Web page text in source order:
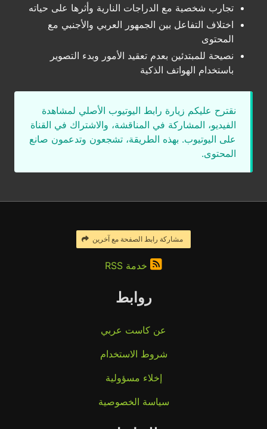
تجارب شخصية مع الدراجات النارية وأثرها على حياته
اختلاف التفاعل بين الجمهور العربي والأجنبي مع
المحتوى
نصيحة للمبتدئين بعدم تعقيد الأمور وبدء التصوير
باستخدام الهواتف الذكية
نقترح عليكم زيارة رابط اليوتيوب الأصلي لمشاهدة
الفيديو، المشاركة في المناقشة، والاشتراك في القناة
على اليوتيوب. بهذه الطريقة، تشجعون وتدعمون صانع
المحتوى.
مشاركة رابط الصفحة مع آخرين
خدمة RSS
روابط
عن كاست عربي
شروط الاستخدام
إخلاء مسؤولية
سياسة الخصوصية